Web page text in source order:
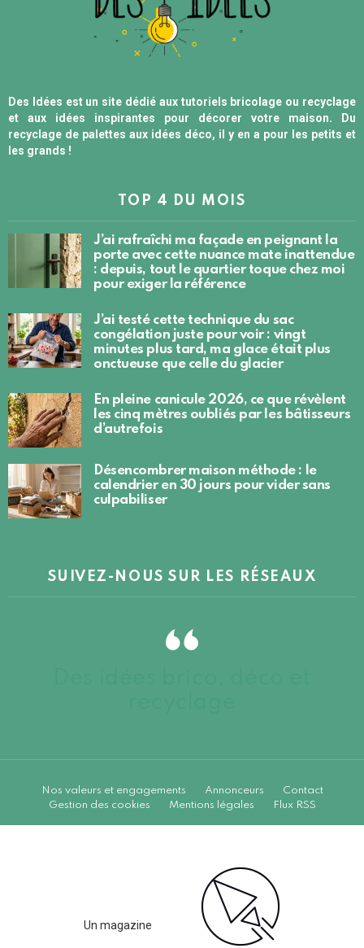
Des Idées est un site dédié aux tutoriels bricolage ou recyclage
et aux idées inspirantes pour décorer votre maison. Du
recyclage de palettes aux idées déco, il y en a pour les petits et
les grands !
TOP 4 DU MOIS
J’ai rafraîchi ma façade en peignant la
porte avec cette nuance mate inattendue
: depuis, tout le quartier toque chez moi
pour exiger la référence
J’ai testé cette technique du sac
congélation juste pour voir : vingt
minutes plus tard, ma glace était plus
onctueuse que celle du glacier
En pleine canicule 2026, ce que révèlent
les cinq mètres oubliés par les bâtisseurs
d’autrefois
Désencombrer maison méthode : le
calendrier en 30 jours pour vider sans
culpabiliser
SUIVEZ-NOUS SUR LES RÉSEAUX
Nos valeurs et engagements Annonceurs
Contact
Gestion des cookies
Mentions légales Flux RSS
Un magazine